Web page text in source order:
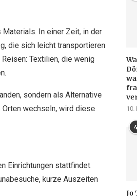
In einer Zeit, in der
die sich leicht transportieren
Textilien, die wenig
sondern als Alternative
wechseln, wird diese
Einrichtungen stattfindet.
kurze Auszeiten
10.
Jo